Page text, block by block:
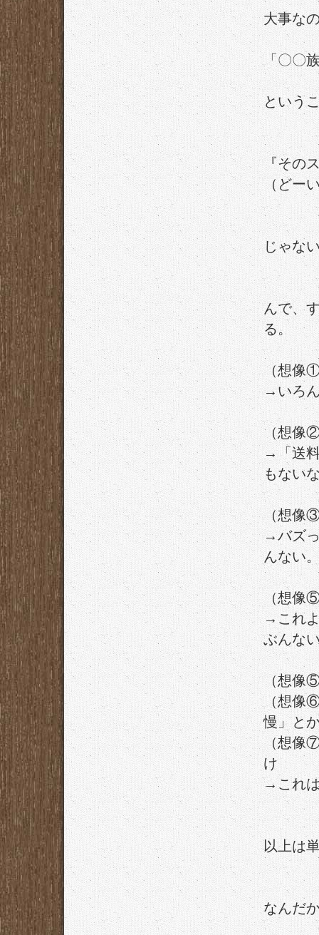
大事な
「〇〇
という
『その
（どー
じゃな
んで、
る。
（想像
→いろ
（想像
→「送
もない
（想像
→バズ
んない
（想像
→これ
ぶんな
（想像
（想像
慢」と
（想像
け
→これ
以上は
なんだ